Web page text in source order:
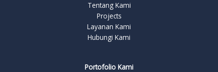
Tentang Kami
Projects
Layanan Kami
Hubungi Kami
Portofolio Kami